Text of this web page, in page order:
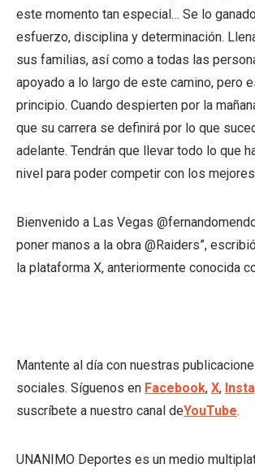
este momento tan especial… Se lo
esfuerzo, disciplina y determinación.
sus familias, así como a todas las
apoyado a lo largo de este camino, pero
principio. Cuando despierten por la
que su carrera se definirá por lo que
adelante. Tendrán que llevar todo lo que
nivel para poder competir con los
Bienvenido a Las Vegas
poner manos a la obra @Raiders”,
la plataforma X, anteriormente conocida
Mantente al día con nuestras
sociales. Síguenos en Facebook, X,
suscríbete a nuestro canal deYouTube.
UNANIMO Deportes es un medio